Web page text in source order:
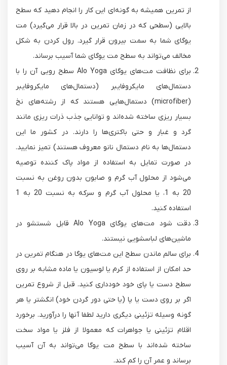
از تمرین همیشه به گونه‌ای این کار را انجام دهید که سطح
بالایی (سطحی که در زمان تمرین در بالا قرار می‌گیرد) مت
یوگای شما به سمت بیرون قرار گیرد. رول کردن به شکل
مخالف می‌تواند به سطح مت یوگای شما آسیب برساند.
برای نظافت مت‌های یوگای Alo Yoga سطح رویی آن را با
دستمال‌های مایکروفایبر (دستمال‌های مایکروفایبر
(microfiber) دستمال‌هایی هستند که از رشته‌های نخ
بسیار ریزی ساخته شده‌اند و توانایی جذب ذرات ریزی مانند
گرد و غبار و حتی باکتری‌ها را دارند. در کشور ما این
دستمال‌ها به نام دستمال نانو معروف هستند) تمیز نمایید.
در صورت تمایل به استفاده از مواد پاک کننده توصیه
می‌شود از محلول آب گرم و صابون بدون روغن به نسبت
20 به 1، یا محلول آب گرم و سرکه به نسبت 20 به 1
استفاده کنید.
دقت شود مت‌های یوگای Alo Yoga قابل شستشو در
ماشین‌های لباسشویی نیستند.
برای سالم ماندن سطح این مت‌های یوگا در هنگام تمرین در
حد امکان از استفاده از کرم یا لوسیون یا ماده مشابه بر روی
سطح دست یا پای خود خودداری کنید. قبل از شروع تمرین
اگر بر روی دست یا پا (یا حتی دور گردن خود) انگشتر یا هر
گونه وسیله تزئینی دیگری دارید لطفا آنها را درآورید. برخورد
اقلام تزئینی یا جواهرات که معمولا از فلز یا مواد سخت
ساخته شده‌اند با سطح مت یوگا می‌تواند به آن آسیب
برساند و عمر آن را کم کند.